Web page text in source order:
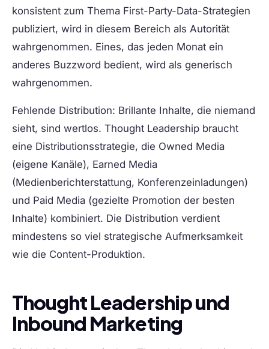
konsistent zum Thema First-Party-Data-Strategien
publiziert, wird in diesem Bereich als Autorität
wahrgenommen. Eines, das jeden Monat ein
anderes Buzzword bedient, wird als generisch
wahrgenommen.
Fehlende Distribution: Brillante Inhalte, die niemand
sieht, sind wertlos. Thought Leadership braucht
eine Distributionsstrategie, die Owned Media
(eigene Kanäle), Earned Media
(Medienberichterstattung, Konferenzeinladungen)
und Paid Media (gezielte Promotion der besten
Inhalte) kombiniert. Die Distribution verdient
mindestens so viel strategische Aufmerksamkeit
wie die Content-Produktion.
Thought Leadership und
Inbound Marketing